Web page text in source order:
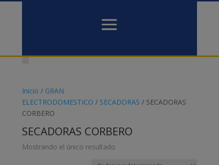
Inicio / GRAN
ELECTRODOMESTICO / SECADORAS / SECADORAS
CORBERO
SECADORAS CORBERO
Mostrando el único resultado